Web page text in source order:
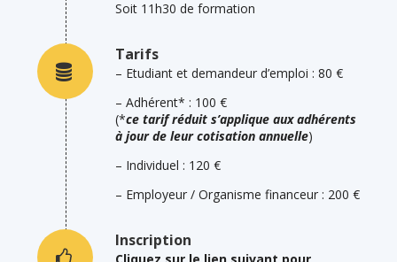
Soit 11h30 de formation
Tarifs
– Etudiant et demandeur d’emploi : 80 €
– Adhérent* : 100 €
(*ce tarif réduit s’applique aux adhérents
à jour de leur cotisation annuelle)
– Individuel : 120 €
– Employeur / Organisme financeur : 200 €
Inscription